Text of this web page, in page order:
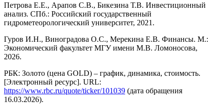
Петрова Е.Е., Арапов С.В., Бикезина Т.В. Инвестиционный
анализ. СПб.: Российский государственный
гидрометеорологический университет, 2021.
Гуров И.Н., Виноградова О.С., Мерекина Е.В. Финансы. М.:
Экономический факультет МГУ имени М.В. Ломоносова,
2026.
РБК: Золото (цена GOLD) – график, динамика, стоимость.
[Электронный ресурс]. URL:
https://www.rbc.ru/quote/ticker/101039 (дата обращения
16.03.2026).